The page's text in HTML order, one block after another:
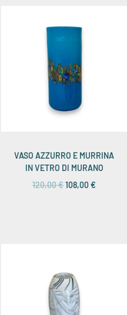
VASO AZZURRO E MURRINA
IN VETRO DI MURANO
120,00€108,00€